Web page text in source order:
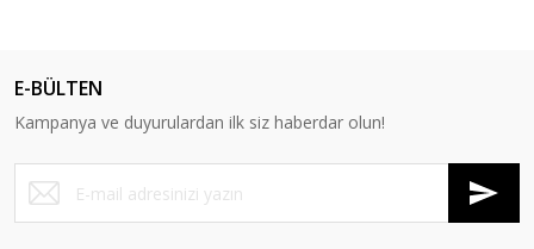
E-BÜLTEN
Kampanya ve duyurulardan ilk siz haberdar olun!